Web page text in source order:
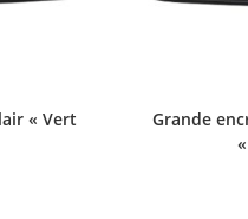
« Vert
Grande